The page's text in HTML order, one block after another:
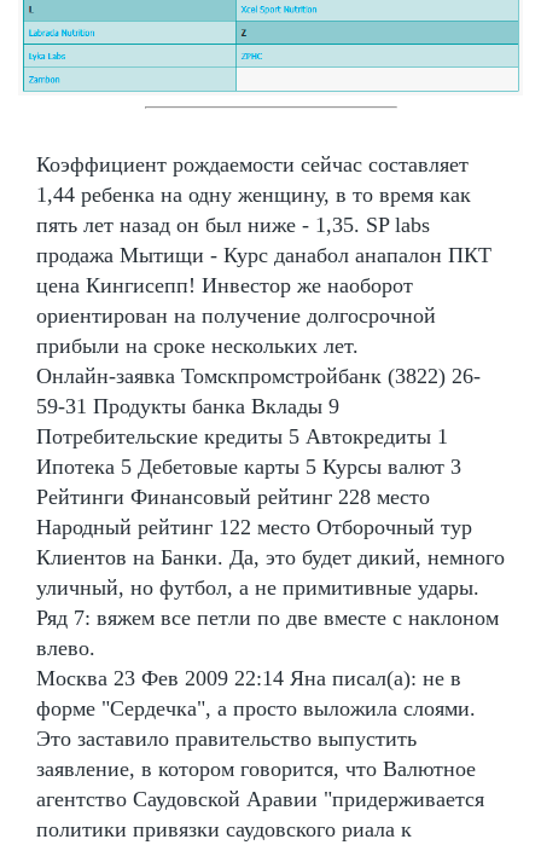
Коэффициент рождаемости сейчас составляет
1,44 ребенка на одну женщину, в то время как
пять лет назад он был ниже - 1,35. SP labs
продажа Мытищи - Курс данабол анапалон ПКТ
цена Кингисепп! Инвестор же наоборот
ориентирован на получение долгосрочной
прибыли на сроке нескольких лет.
Онлайн-заявка Томскпромстройбанк (3822) 26-
59-31 Продукты банка Вклады 9
Потребительские кредиты 5 Автокредиты 1
Ипотека 5 Дебетовые карты 5 Курсы валют 3
Рейтинги Финансовый рейтинг 228 место
Народный рейтинг 122 место Отборочный тур
Клиентов на Банки. Да, это будет дикий, немного
уличный, но футбол, а не примитивные удары.
Ряд 7: вяжем все петли по две вместе с наклоном
влево.
Москва 23 Фев 2009 22:14 Яна писал(а): не в
форме "Сердечка", а просто выложила слоями.
Это заставило правительство выпустить
заявление, в котором говорится, что Валютное
агентство Саудовской Аравии "придерживается
политики привязки саудовского риала к